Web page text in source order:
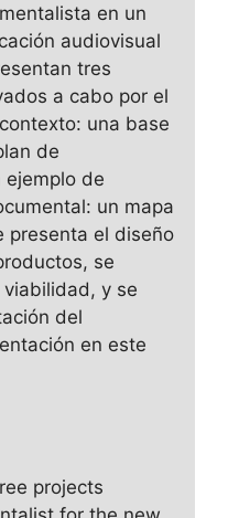
en un
audiovisual
tres
a cabo por el
una base
de
ejemplo de
un mapa
presenta el diseño
se
y se
del
en este
projects